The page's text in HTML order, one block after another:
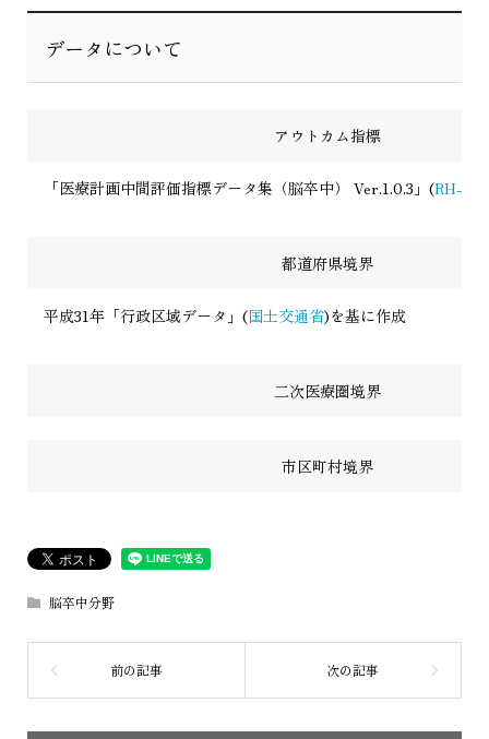
データについて
アウトカム指標
「医療計画中間評価指標データ集（脳卒中） Ver.1.0.3」(RH-
都道府県境界
平成31年「行政区域データ」(国土交通省)を基に作成
二次医療圏境界
市区町村境界
脳卒中分野